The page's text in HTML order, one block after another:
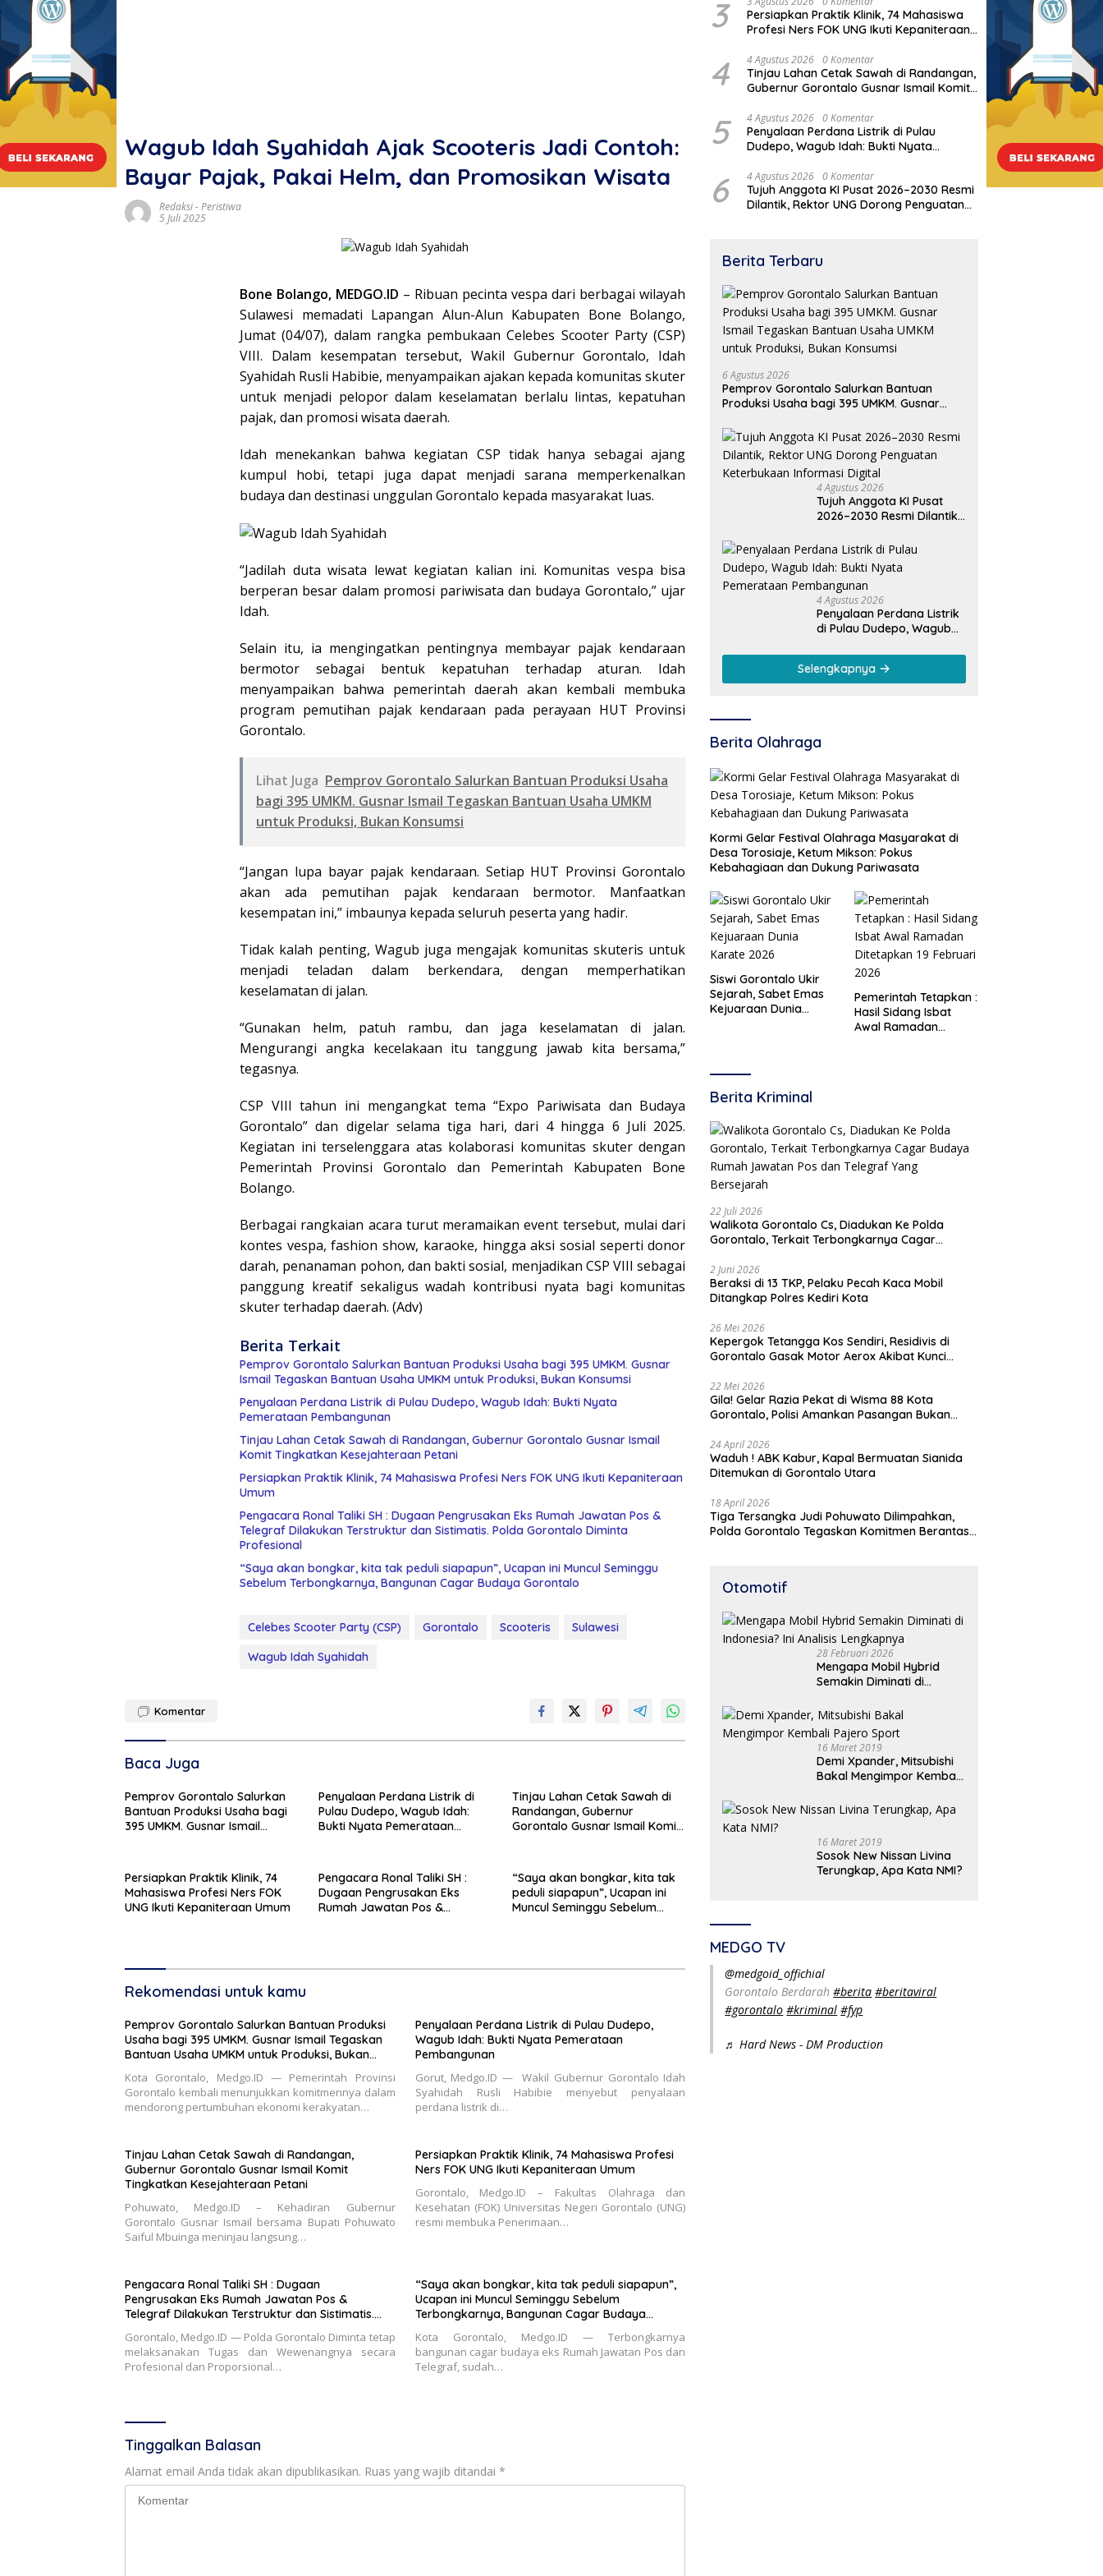
Wagub Idah Syahidah Ajak Scooteris Jadi Contoh:
Bayar Pajak, Pakai Helm, dan Promosikan Wisata
Redaksi-Peristiwa
5 Juli 2025
Bone Bolango, MEDGO.ID – Ribuan pecinta vespa dari berbagai wilayah
Sulawesi memadati Lapangan Alun-Alun Kabupaten Bone Bolango,
Jumat (04/07), dalam rangka pembukaan Celebes Scooter Party (CSP)
VIII. Dalam kesempatan tersebut, Wakil Gubernur Gorontalo, Idah
Syahidah Rusli Habibie, menyampaikan ajakan kepada komunitas skuter
untuk menjadi pelopor dalam keselamatan berlalu lintas, kepatuhan
pajak, dan promosi wisata daerah.
Idah menekankan bahwa kegiatan CSP tidak hanya sebagai ajang
kumpul hobi, tetapi juga dapat menjadi sarana memperkenalkan
budaya dan destinasi unggulan Gorontalo kepada masyarakat luas.
“Jadilah duta wisata lewat kegiatan kalian ini. Komunitas vespa bisa
berperan besar dalam promosi pariwisata dan budaya Gorontalo,” ujar
Idah.
Selain itu, ia mengingatkan pentingnya membayar pajak kendaraan
bermotor sebagai bentuk kepatuhan terhadap aturan. Idah
menyampaikan bahwa pemerintah daerah akan kembali membuka
program pemutihan pajak kendaraan pada perayaan HUT Provinsi
Gorontalo.
Lihat Juga Pemprov Gorontalo Salurkan Bantuan Produksi Usaha
bagi 395 UMKM. Gusnar Ismail Tegaskan Bantuan Usaha UMKM
untuk Produksi, Bukan Konsumsi
“Jangan lupa bayar pajak kendaraan. Setiap HUT Provinsi Gorontalo
akan ada pemutihan pajak kendaraan bermotor. Manfaatkan
kesempatan ini,” imbaunya kepada seluruh peserta yang hadir.
Tidak kalah penting, Wagub juga mengajak komunitas skuteris untuk
menjadi teladan dalam berkendara, dengan memperhatikan
keselamatan di jalan.
“Gunakan helm, patuh rambu, dan jaga keselamatan di jalan.
Mengurangi angka kecelakaan itu tanggung jawab kita bersama,”
tegasnya.
CSP VIII tahun ini mengangkat tema “Expo Pariwisata dan Budaya
Gorontalo” dan digelar selama tiga hari, dari 4 hingga 6 Juli 2025.
Kegiatan ini terselenggara atas kolaborasi komunitas skuter dengan
Pemerintah Provinsi Gorontalo dan Pemerintah Kabupaten Bone
Bolango.
Berbagai rangkaian acara turut meramaikan event tersebut, mulai dari
kontes vespa, fashion show, karaoke, hingga aksi sosial seperti donor
darah, penanaman pohon, dan bakti sosial, menjadikan CSP VIII sebagai
panggung kreatif sekaligus wadah kontribusi nyata bagi komunitas
skuter terhadap daerah. (Adv)
Berita Terkait
Pemprov Gorontalo Salurkan Bantuan Produksi Usaha bagi 395 UMKM. Gusnar
Ismail Tegaskan Bantuan Usaha UMKM untuk Produksi, Bukan Konsumsi
Penyalaan Perdana Listrik di Pulau Dudepo, Wagub Idah: Bukti Nyata
Pemerataan Pembangunan
Tinjau Lahan Cetak Sawah di Randangan, Gubernur Gorontalo Gusnar Ismail
Komit Tingkatkan Kesejahteraan Petani
Persiapkan Praktik Klinik, 74 Mahasiswa Profesi Ners FOK UNG Ikuti Kepaniteraan
Umum
Pengacara Ronal Taliki SH : Dugaan Pengrusakan Eks Rumah Jawatan Pos &
Telegraf Dilakukan Terstruktur dan Sistimatis. Polda Gorontalo Diminta
Profesional
“Saya akan bongkar, kita tak peduli siapapun”, Ucapan ini Muncul Seminggu
Sebelum Terbongkarnya, Bangunan Cagar Budaya Gorontalo
Celebes Scooter Party (CSP) Gorontalo Scooteris
Sulawesi
Wagub Idah Syahidah
Komentar
Baca Juga
Pemprov Gorontalo Salurkan
Bantuan Produksi Usaha bagi
395 UMKM. Gusnar Ismail
Konsumsi
Penyalaan Perdana Listrik di
Pulau Dudepo, Wagub Idah:
Bukti Nyata Pemerataan
Tinjau Lahan Cetak Sawah di
Randangan, Gubernur
Gorontalo Gusnar Ismail Komit
Persiapkan Praktik Klinik, 74
Mahasiswa Profesi Ners FOK
UNG Ikuti Kepaniteraan Umum
Pengacara Ronal Taliki SH :
Dugaan Pengrusakan Eks
Rumah Jawatan Pos &
“Saya akan bongkar, kita tak
peduli siapapun”, Ucapan ini
Muncul Seminggu Sebelum
Rekomendasi untuk kamu
Pemprov Gorontalo Salurkan Bantuan Produksi
Usaha bagi 395 UMKM. Gusnar Ismail Tegaskan
Bantuan Usaha UMKM untuk Produksi, Bukan
Kota Gorontalo, Medgo.ID — Pemerintah Provinsi
Gorontalo kembali menunjukkan komitmennya dalam
mendorong pertumbuhan ekonomi kerakyatan…
Penyalaan Perdana Listrik di Pulau Dudepo,
Wagub Idah: Bukti Nyata Pemerataan
Pembangunan
Gorut, Medgo.ID — Wakil Gubernur Gorontalo Idah
Syahidah Rusli Habibie menyebut penyalaan
perdana listrik di…
Tinjau Lahan Cetak Sawah di Randangan,
Gubernur Gorontalo Gusnar Ismail Komit
Tingkatkan Kesejahteraan Petani
Pohuwato, Medgo.ID – Kehadiran Gubernur
Gorontalo Gusnar Ismail bersama Bupati Pohuwato
Saiful Mbuinga meninjau langsung…
Persiapkan Praktik Klinik, 74 Mahasiswa Profesi
Ners FOK UNG Ikuti Kepaniteraan Umum
Gorontalo, Medgo.ID – Fakultas Olahraga dan
Kesehatan (FOK) Universitas Negeri Gorontalo (UNG)
resmi membuka Penerimaan…
Pengacara Ronal Taliki SH : Dugaan
Pengrusakan Eks Rumah Jawatan Pos &
Telegraf Dilakukan Terstruktur dan Sistimatis.
Gorontalo, Medgo.ID — Polda Gorontalo Diminta tetap
melaksanakan Tugas dan Wewenangnya secara
Profesional dan Proporsional…
“Saya akan bongkar, kita tak peduli siapapun”,
Ucapan ini Muncul Seminggu Sebelum
Terbongkarnya, Bangunan Cagar Budaya
Kota Gorontalo, Medgo.ID — Terbongkarnya
bangunan cagar budaya eks Rumah Jawatan Pos dan
Telegraf, sudah…
Tinggalkan Balasan
Alamat email Anda tidak akan dipublikasikan. Ruas yang wajib ditandai *
Profesional
3
Persiapkan Praktik Klinik, 74 Mahasiswa
Profesi Ners FOK UNG Ikuti Kepaniteraan
4 4 Agustus 2026 0 Komentar
Tinjau Lahan Cetak Sawah di Randangan,
Gubernur Gorontalo Gusnar Ismail Komit
5 4 Agustus 2026 0 Komentar
Penyalaan Perdana Listrik di Pulau
Dudepo, Wagub Idah: Bukti Nyata
6 4 Agustus 2026 0 Komentar
Tujuh Anggota KI Pusat 2026–2030 Resmi
Dilantik, Rektor UNG Dorong Penguatan
Berita Terbaru
6 Agustus 2026
Pemprov Gorontalo Salurkan Bantuan
Produksi Usaha bagi 395 UMKM. Gusnar
untuk Produksi, Bukan Konsumsi
4 Agustus 2026
Tujuh Anggota KI Pusat
2026–2030 Resmi Dilantik,
Penguatan Keterbukaan
Informasi Digital
4 Agustus 2026
Penyalaan Perdana Listrik
di Pulau Dudepo, Wagub
Pemerataan
Pembangunan
Selengkapnya
Berita Olahraga
Kormi Gelar Festival Olahraga Masyarakat di
Desa Torosiaje, Ketum Mikson: Pokus
Kebahagiaan dan Dukung Pariwasata
Siswi Gorontalo Ukir
Sejarah, Sabet Emas
Kejuaraan Dunia
Pemerintah Tetapkan :
Hasil Sidang Isbat
Awal Ramadan
Berita Kriminal
22 Juli 2026
Walikota Gorontalo Cs, Diadukan Ke Polda
Gorontalo, Terkait Terbongkarnya Cagar
Bersejarah
2 Juni 2026
Beraksi di 13 TKP, Pelaku Pecah Kaca Mobil
Ditangkap Polres Kediri Kota
26 Mei 2026
Kepergok Tetangga Kos Sendiri, Residivis di
Gorontalo Gasak Motor Aerox Akibat Kunci
22 Mei 2026
Gila! Gelar Razia Pekat di Wisma 88 Kota
Gorontalo, Polisi Amankan Pasangan Bukan
24 April 2026
Waduh ! ABK Kabur, Kapal Bermuatan Sianida
Ditemukan di Gorontalo Utara
18 April 2026
Tiga Tersangka Judi Pohuwato Dilimpahkan,
Polda Gorontalo Tegaskan Komitmen Berantas
Otomotif
28 Februari 2026
Mengapa Mobil Hybrid
Semakin Diminati di
Lengkapnya
16 Maret 2019
Demi Xpander, Mitsubishi
Bakal Mengimpor Kembali
16 Maret 2019
Sosok New Nissan Livina
Terungkap, Apa Kata NMI?
MEDGO TV
@medgoid_offichial
Gorontalo Berdarah#berita #beritaviral
#gorontalo #kriminal #fyp
♬ Hard News - DM Production